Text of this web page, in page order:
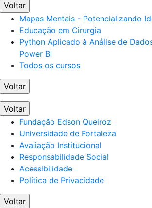
Voltar
Mapas Mentais - Potencializando
Educação em Cirurgia
Python Aplicado à Análise de
Power BI
Todos os cursos
Voltar
Voltar
Fundação Edson Queiroz
Universidade de Fortaleza
Avaliação Institucional
Responsabilidade Social
Acessibilidade
Política de Privacidade
Voltar